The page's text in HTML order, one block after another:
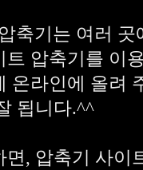
축기는 여러
트 압축기를 이
온라인에 올려
됩니다.^^
면, 압축기 사이